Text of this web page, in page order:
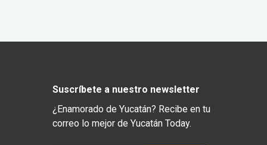
Suscríbete a nuestro newsletter
¿Enamorado de Yucatán? Recibe en tu
correo lo mejor de Yucatán Today.